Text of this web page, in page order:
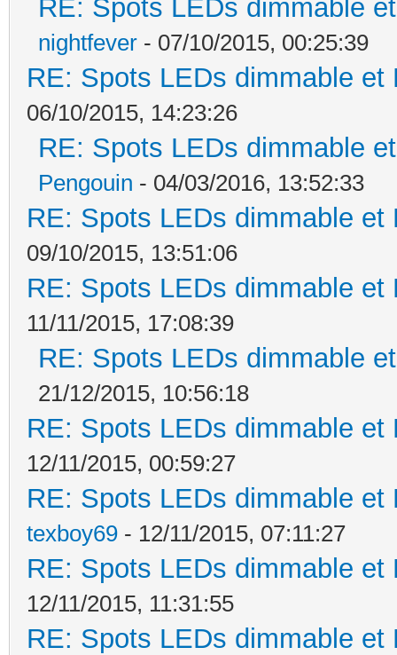
RE: Spots LEDs dimmable
nightfever - 07/10/2015, 00:25:39
RE: Spots LEDs dimmable
06/10/2015, 14:23:26
RE: Spots LEDs dimmable
Pengouin - 04/03/2016, 13:52:33
RE: Spots LEDs dimmable
09/10/2015, 13:51:06
RE: Spots LEDs dimmable
11/11/2015, 17:08:39
RE: Spots LEDs dimmable
21/12/2015, 10:56:18
RE: Spots LEDs dimmable
12/11/2015, 00:59:27
RE: Spots LEDs dimmable
texboy69 - 12/11/2015, 07:11:27
RE: Spots LEDs dimmable
12/11/2015, 11:31:55
RE: Spots LEDs dimmable